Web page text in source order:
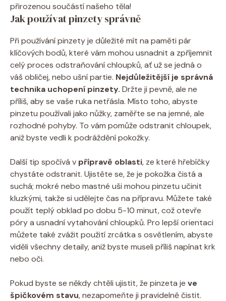
přirozenou součástí našeho těla!
Jak používat pinzety správně
Při používání pinzety je důležité mít na paměti pár
klíčových bodů, které vám mohou usnadnit a zpříjemnit
celý proces odstraňování chloupků, ať už se jedná o
váš obličej, nebo ušní partie. Nejdůležitější je správná
technika uchopení pinzety. Držte ji pevně, ale ne
příliš, aby se vaše ruka netřásla. Místo toho, abyste
pinzetu používali jako nůžky, zaměřte se na jemné, ale
rozhodné pohyby. To vám pomůže odstranit chloupek,
aniž byste vedli k podráždění pokožky.
Další tip spočívá v přípravě oblasti, ze které hřebíčky
chystáte odstranit. Ujistěte se, že je pokožka čistá a
suchá; mokré nebo mastné uši mohou pinzetu učinit
kluzkými, takže si udělejte čas na přípravu. Můžete také
použít teplý obklad po dobu 5-10 minut, což otevře
póry a usnadní vytahování chloupků. Pro lepší orientaci
můžete také zvážit použití zrcátka s osvětlením, abyste
viděli všechny detaily, aniž byste museli příliš napínat krk
nebo oči.
Pokud byste se někdy chtěli ujistit, že pinzeta je ve
špičkovém stavu, nezapomeňte ji pravidelně čistit.